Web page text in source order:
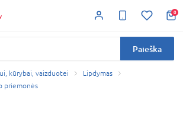
0
Paieška
kūrybai, vaizduotei
Lipdymas
priemonės